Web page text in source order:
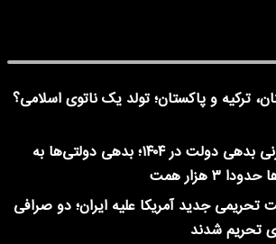
ترکیه و پاکستان؛ تولد یک ناتوی اسلامی؟
رکوردزنی بدهی دولت در ۱۴۰۴؛ بدهی دولتی‌ها به
۳ هزار همت
تحریمی جدید آمریکا علیه ایران؛ دو صرافی
تحریم شدند